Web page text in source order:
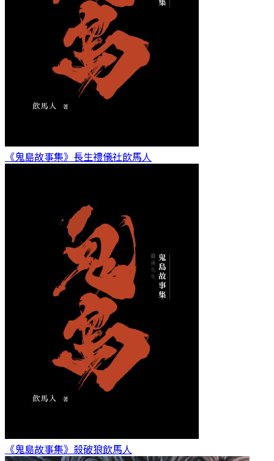
《鬼島故事集》長生禮儀社飲馬人
《鬼島故事集》殺破狼飲馬人